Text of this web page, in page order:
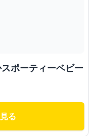
ポーティーベビー
る